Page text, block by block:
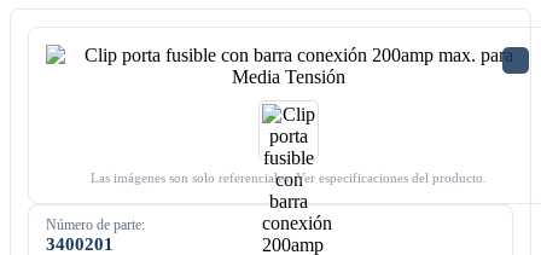
Las imágenes son solo referenciales. Ver especificaciones del producto.
Número de parte:
3400201